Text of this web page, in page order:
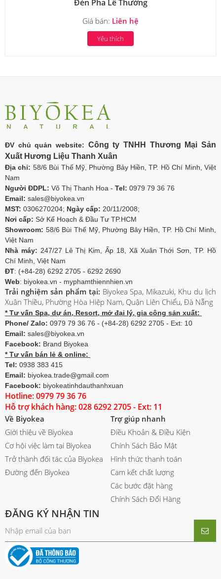
Đèn Pha Lê Thường
Giá bán: Liên hệ
Yêu thích
ĐV chủ quản website: Công ty TNHH Thương Mại Sản
Xuất Hương Liệu Thanh Xuân
Địa chỉ: 58/6 Bùi Thế Mỹ, Phường Bảy Hiền, TP. Hồ Chí Minh, Việt
Nam
Người ĐDPL: Võ Thị Thanh Hoa - Tel: 0979 79 36 76
Email: sales@biyokea.vn
MST: 0306270204; Ngày cấp: 20/11/2008;
Nơi cấp: Sở Kế Hoạch & Đầu Tư TP.HCM
Showroom: 58/6 Bùi Thế Mỹ, Phường Bảy Hiền, TP. Hồ Chí Minh,
Việt Nam
Nhà máy: 247/27 Lê Thị Kim, Ấp 18, Xã Xuân Thới Sơn, TP. Hồ
Chí Minh, Việt Nam
ĐT: (+84-28) 6292 2705 - 6292 2690
Web: biyokea.vn - myphamthiennhien.vn
Trải nghiệm sản phẩm tại: Biyokea Spa, Mikazuki, Khu du lịch
Xuân Thiều, Phường Hòa Hiệp Nam, Quận Liên Chiểu, Đà Nẵng
* Tư vấn Spa, dự án, Resort, mở đại lý, gia công sản xuất:
Phone/ Zalo: 0979 79 36 76 - (+84-28) 6292 2705 - Ext: 10
Email: sales@biyokea.vn
Facebook: Brand Biyokea
* Tư vấn bán lẻ & online:
Tel: 0938 383 415
Email: biyokea.trade@gmail.com
Facebook: biyokeatinhdauthanhxuan
Hotline: 0979 79 36 76
Hỗ trợ khách hàng: 028 6292 2705 - Ext: 11
Về Biyokea
Giới thiệu về Biyokea
Cơ hội việc làm tại Biyokea
Trở thành đối tác của Biyokea
Đường đến Biyokea
Trợ giúp nhanh
Điều Khoản & Điều Kiện
Chính Sách Bảo Mật
Hình thức thanh toán
Cam kết chất lượng
Các bước đặt hàng
Chính Sách Đổi Hàng
ĐĂNG KÝ NHẬN TIN